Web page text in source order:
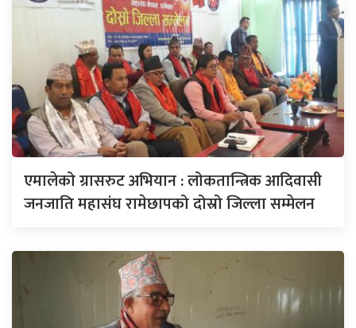
एमालेको ग्रासरुट अभियान : लोकतान्त्रिक आदिवासी
जनजाति महासंघ रामेछापको दोस्रो जिल्ला सम्मेलन